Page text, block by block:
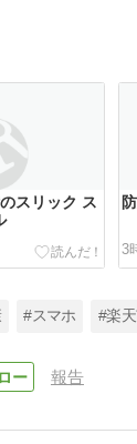
スリック ス
3
#スマホ #楽
報告